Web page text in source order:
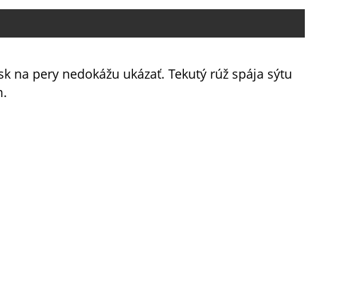
pery nedokážu ukázať. Tekutý rúž spája sýtu